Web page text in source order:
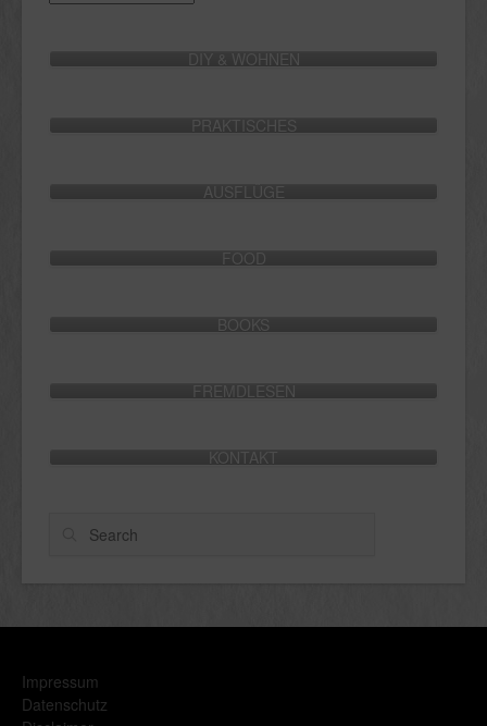
DIY & WOHNEN
PRAKTISCHES
AUSFLÜGE
FOOD
BOOKS
FREMDLESEN
KONTAKT
Impressum
Datenschutz